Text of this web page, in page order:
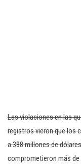
Las violaciones en las
registros vieron que los
a 388 millones de
comprometieron más